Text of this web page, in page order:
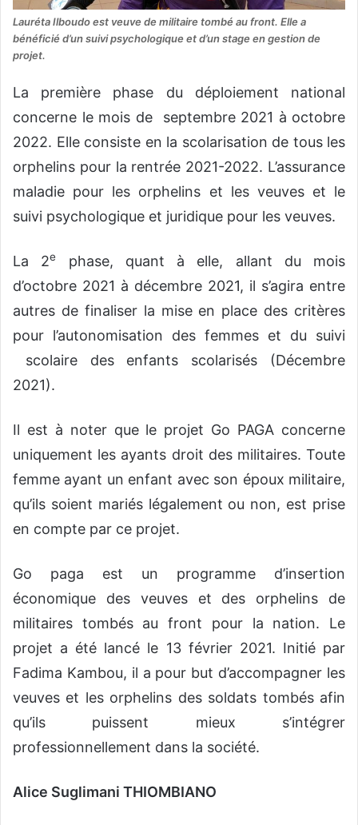
Lauréta Ilboudo est veuve de militaire tombé au front. Elle a
bénéficié d’un suivi psychologique et d’un stage en gestion de
projet.
La première phase du déploiement national
concerne le mois de septembre 2021 à octobre
2022. Elle consiste en la scolarisation de tous les
orphelins pour la rentrée 2021-2022. L’assurance
maladie pour les orphelins et les veuves et le
suivi psychologique et juridique pour les veuves.
La 2e
phase, quant à elle, allant du mois
d’octobre 2021 à décembre 2021, il s’agira entre
autres de finaliser la mise en place des critères
pour l’autonomisation des femmes et du suivi
scolaire des enfants scolarisés (Décembre
2021).
Il est à noter que le projet Go PAGA concerne
uniquement les ayants droit des militaires. Toute
femme ayant un enfant avec son époux militaire,
qu’ils soient mariés légalement ou non, est prise
en compte par ce projet.
Go paga est un programme d’insertion
économique des veuves et des orphelins de
militaires tombés au front pour la nation. Le
projet a été lancé le 13 février 2021. Initié par
Fadima Kambou, il a pour but d’accompagner les
veuves et les orphelins des soldats tombés afin
qu’ils puissent mieux s’intégrer
professionnellement dans la société.
Alice Suglimani THIOMBIANO